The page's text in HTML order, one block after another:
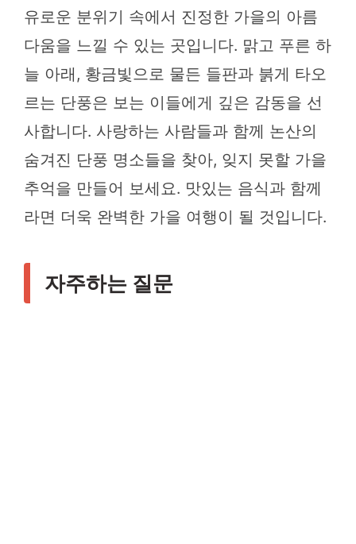
유로운 분위기 속에서 진정한 가을의 아름
다움을 느낄 수 있는 곳입니다. 맑고 푸른 하
늘 아래, 황금빛으로 물든 들판과 붉게 타오
르는 단풍은 보는 이들에게 깊은 감동을 선
사합니다. 사랑하는 사람들과 함께 논산의
숨겨진 단풍 명소들을 찾아, 잊지 못할 가을
추억을 만들어 보세요. 맛있는 음식과 함께
라면 더욱 완벽한 가을 여행이 될 것입니다.
자주하는 질문